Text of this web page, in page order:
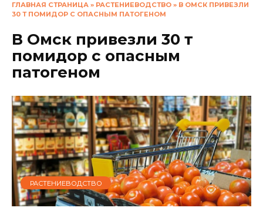
ГЛАВНАЯ СТРАНИЦА » РАСТЕНИЕВОДСТВО » В ОМСК ПРИВЕЗЛИ
30 Т ПОМИДОР С ОПАСНЫМ ПАТОГЕНОМ
В Омск привезли 30 т
помидор с опасным
патогеном
РАСТЕНИЕВОДСТВО